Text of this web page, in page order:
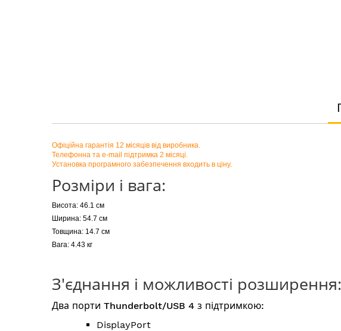
Офіційна гарантія 12 місяців від виробника.
Телефонна та e-mail підтримка 2 місяці.
Установка програмного забезпечення входить в ціну.
Розміри і вага:
Висота: 46.1 см
Ширина: 54.7 см
Товщина: 14.7 см
Вага: 4.43 кг
З'єднання і можливості розширення:
Два порти Thunderbolt/USB 4 з підтримкою:
DisplayPort